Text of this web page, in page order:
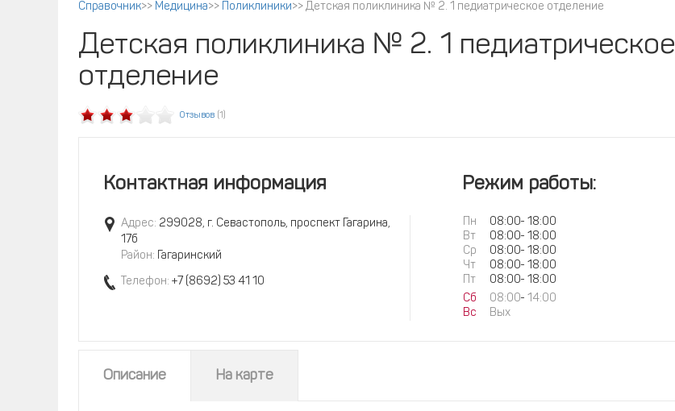
Справочник>> Медицина>> Поликлиники>> Детская поликлиника № 2. 1 педиатрическое отделение
Детская поликлиника № 2. 1 педиатрическое
отделение
Отзывов (1)
Контактная информация
Адрес: 299028, г. Севастополь, проспект Гагарина,
17б
Район: Гагаринский
Телефон: +7 (8692) 53 41 10
Режим работы:
Пн 08:00- 18:00
Вт
08:00- 18:00
Ср
08:00- 18:00
Чт
08:00- 18:00
Пт
08:00- 18:00
Сб
08:00- 14:00
Вс
Вых
Описание На карте